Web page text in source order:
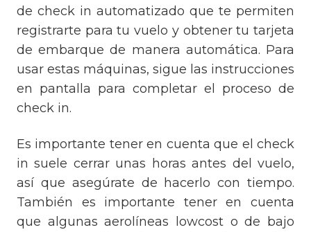
de check in automatizado que te permiten
registrarte para tu vuelo y obtener tu tarjeta
de embarque de manera automática. Para
usar estas máquinas, sigue las instrucciones
en pantalla para completar el proceso de
check in.
Es importante tener en cuenta que el check
in suele cerrar unas horas antes del vuelo,
así que asegúrate de hacerlo con tiempo.
También es importante tener en cuenta
que algunas aerolíneas lowcost o de bajo